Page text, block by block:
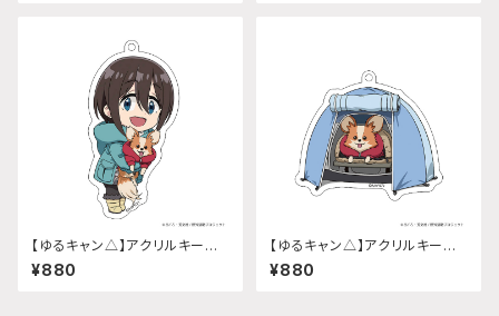
【ゆるキャン△】アクリルキーホ
ルダー (『SEASON3』斉藤 恵
那)
¥880
【ゆるキャン△】アクリルキーホ
ルダー (『SEASON3』ちくわ)
¥880